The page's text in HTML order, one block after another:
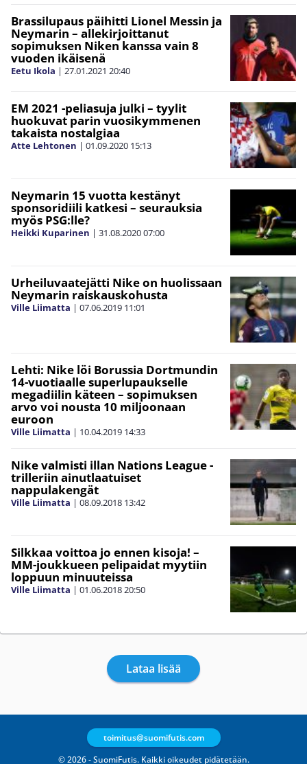
Brassilupaus päihitti Lionel Messin ja
Neymarin – allekirjoittanut
sopimuksen Niken kanssa vain 8
vuoden ikäisenä
Eetu Ikola | 27.01.2021 20:40
EM 2021 -peliasuja julki – tyylit
huokuvat parin vuosikymmenen
takaista nostalgiaa
Atte Lehtonen | 01.09.2020 15:13
Neymarin 15 vuotta kestänyt
sponsoridiili katkesi – seurauksia
myös PSG:lle?
Heikki Kuparinen | 31.08.202007:00
Urheiluvaatejätti Nike on huolissaan
Neymarin raiskauskohusta
Ville Liimatta | 07.06.2019 11:01
Lehti: Nike löi Borussia Dortmundin
14-vuotiaalle superlupaukselle
megadiilin käteen – sopimuksen
arvo voi nousta 10 miljoonaan
euroon
Ville Liimatta | 10.04.2019 14:33
Nike valmisti illan Nations League -
trilleriin ainutlaatuiset
nappulakengät
Ville Liimatta | 08.09.2018 13:42
Silkkaa voittoa jo ennen kisoja! –
MM-joukkueen pelipaidat myytiin
loppuun minuuteissa
Ville Liimatta | 01.06.201820:50
Lataa lisää
© 2026 - SuomiFutis. Kaikki oikeudet pidätetään.
toimitus@suomifutis.com